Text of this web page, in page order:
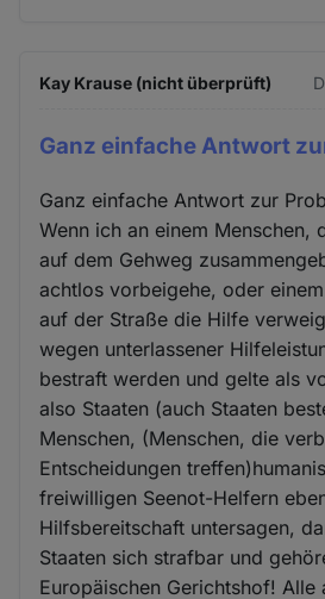
Kay Krause (nicht überprüft)
Ganz einfache Antwort
Ganz einfache Antwort zur
Wenn ich an einem Menschen,
auf dem Gehweg
achtlos vorbeigehe, oder
auf der Straße die Hilfe
wegen unterlassener
bestraft werden und gelte als
also Staaten (auch Staaten
Menschen, (Menschen, die
Entscheidungen
freiwilligen Seenot-Helfern
Hilfsbereitschaft untersagen,
Staaten sich strafbar und
Europäischen Gerichtshof! Alle